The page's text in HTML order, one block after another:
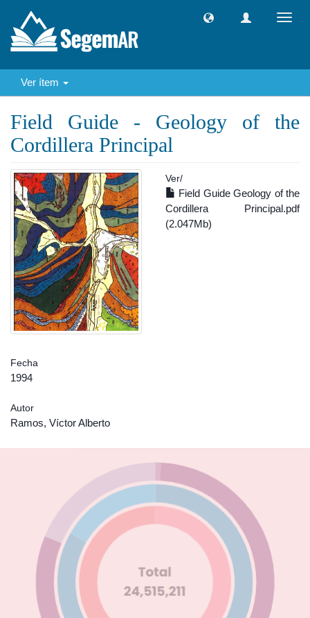
Ver ítem
Field Guide - Geology of the
Cordillera Principal
Ver/
Field Guide Geology of the
Cordillera Principal.pdf
(2.047Mb)
Fecha
1994
Autor
Ramos, Víctor Alberto